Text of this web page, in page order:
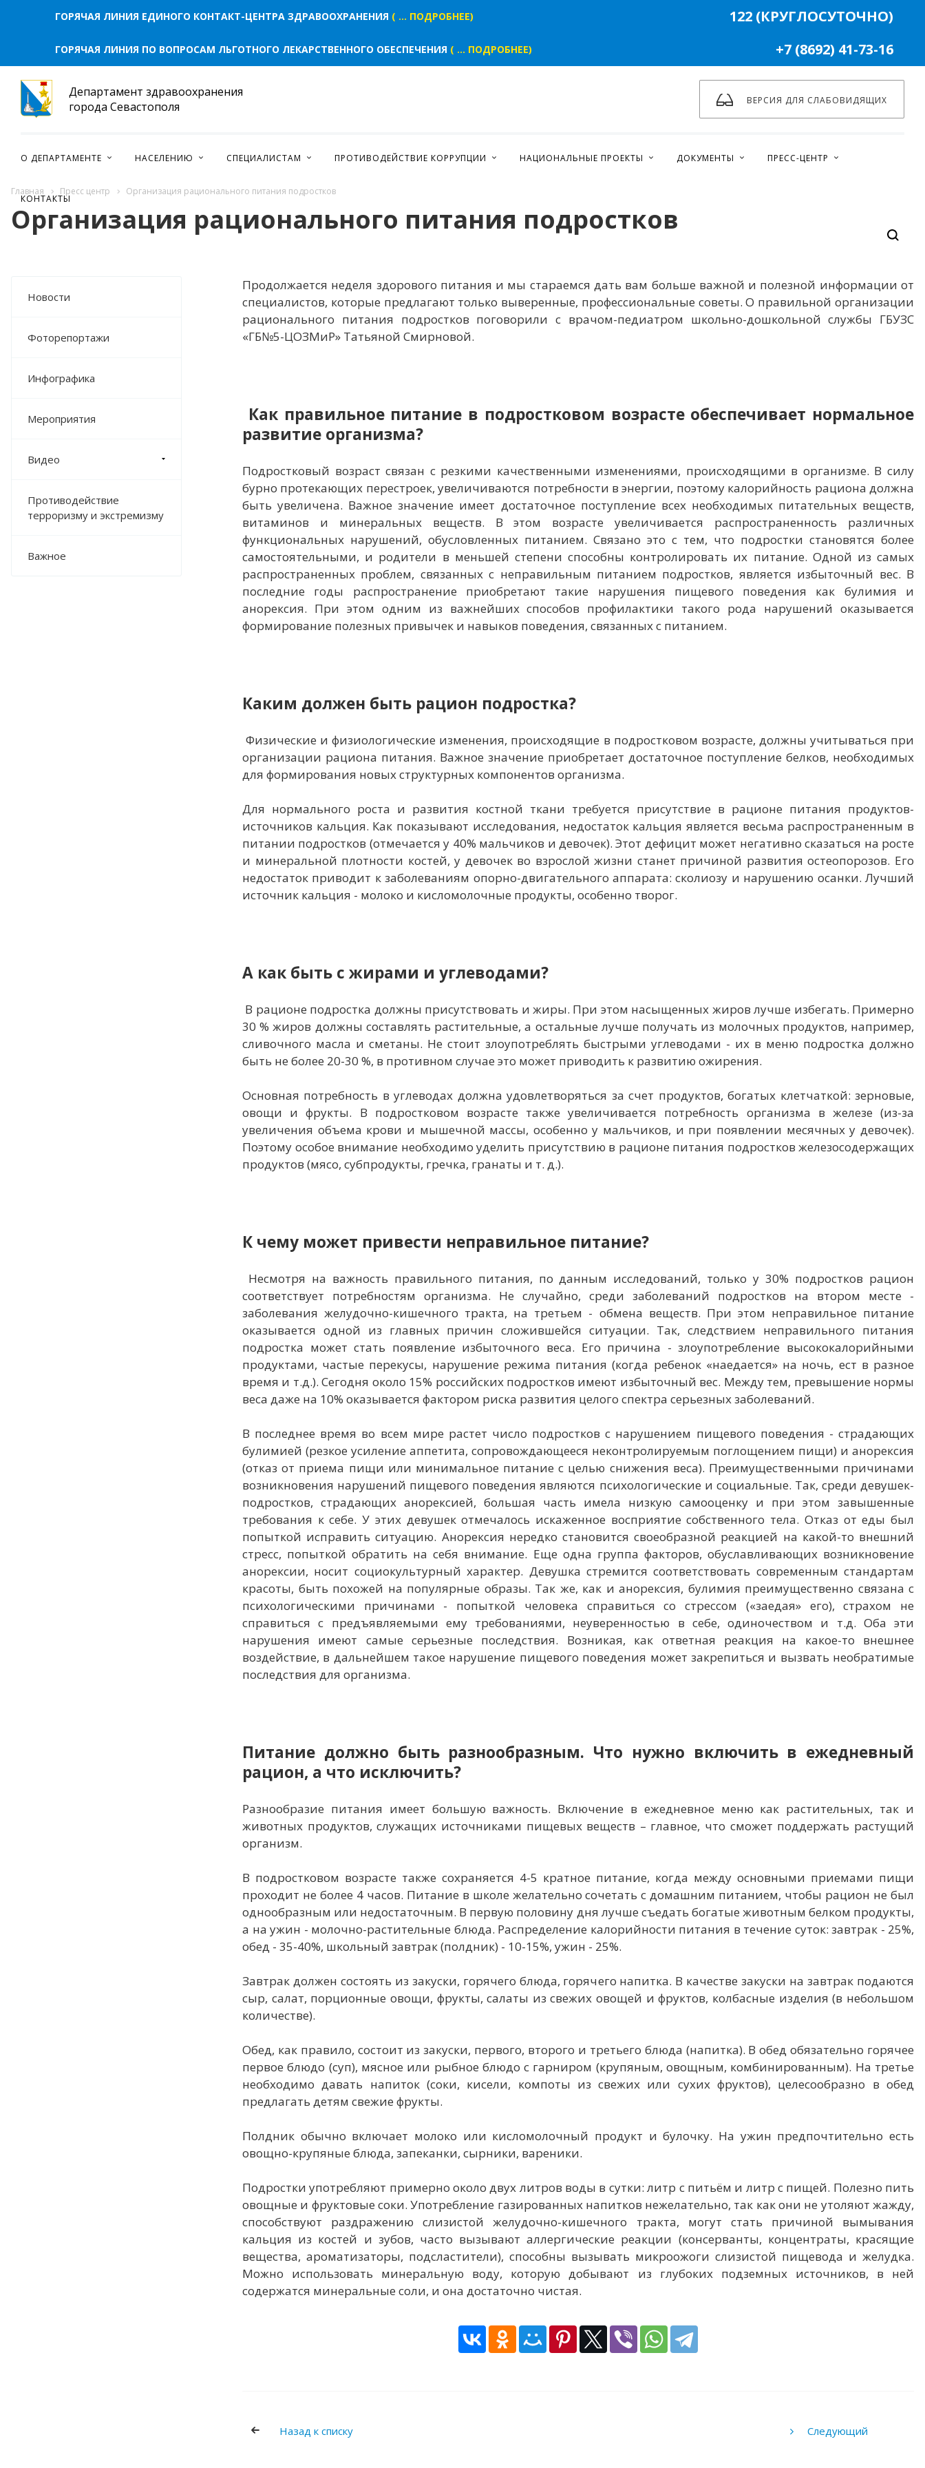
Главная Пресс центр Организация рационального питания подростков
Организация рационального питания подростков
Новости
Фоторепортажи
Инфографика
Мероприятия
Видео
Противодействие
терроризму и экстремизму
Важное
Продолжается неделя здорового питания и мы стараемся дать вам больше важной и полезной информации от
специалистов, которые предлагают только выверенные, профессиональные советы. О правильной организации
рационального питания подростков поговорили с врачом-педиатром школьно-дошкольной службы ГБУЗС
«ГБ№5-ЦОЗМиР» Татьяной Смирновой.
Как правильное питание в подростковом возрасте обеспечивает нормальное
развитие организма?
Подростковый возраст связан с резкими качественными изменениями, происходящими в организме. В силу
бурно протекающих перестроек, увеличиваются потребности в энергии, поэтому калорийность рациона должна
быть увеличена. Важное значение имеет достаточное поступление всех необходимых питательных веществ,
витаминов и минеральных веществ. В этом возрасте увеличивается распространенность различных
функциональных нарушений, обусловленных питанием. Связано это с тем, что подростки становятся более
самостоятельными, и родители в меньшей степени способны контролировать их питание. Одной из самых
распространенных проблем, связанных с неправильным питанием подростков, является избыточный вес. В
последние годы распространение приобретают такие нарушения пищевого поведения как булимия и
анорексия. При этом одним из важнейших способов профилактики такого рода нарушений оказывается
формирование полезных привычек и навыков поведения, связанных с питанием.
Каким должен быть рацион подростка?
Физические и физиологические изменения, происходящие в подростковом возрасте, должны учитываться при
организации рациона питания. Важное значение приобретает достаточное поступление белков, необходимых
для формирования новых структурных компонентов организма.
Для нормального роста и развития костной ткани требуется присутствие в рационе питания продуктов-
источников кальция. Как показывают исследования, недостаток кальция является весьма распространенным в
питании подростков (отмечается у 40% мальчиков и девочек). Этот дефицит может негативно сказаться на росте
и минеральной плотности костей, у девочек во взрослой жизни станет причиной развития остеопорозов. Его
недостаток приводит к заболеваниям опорно-двигательного аппарата: сколиозу и нарушению осанки. Лучший
источник кальция - молоко и кисломолочные продукты, особенно творог.
А как быть с жирами и углеводами?
В рационе подростка должны присутствовать и жиры. При этом насыщенных жиров лучше избегать. Примерно
30 % жиров должны составлять растительные, а остальные лучше получать из молочных продуктов, например,
сливочного масла и сметаны. Не стоит злоупотреблять быстрыми углеводами - их в меню подростка должно
быть не более 20-30 %, в противном случае это может приводить к развитию ожирения.
Основная потребность в углеводах должна удовлетворяться за счет продуктов, богатых клетчаткой: зерновые,
овощи и фрукты. В подростковом возрасте также увеличивается потребность организма в железе (из-за
увеличения объема крови и мышечной массы, особенно у мальчиков, и при появлении месячных у девочек).
Поэтому особое внимание необходимо уделить присутствию в рационе питания подростков железосодержащих
продуктов (мясо, субпродукты, гречка, гранаты и т. д.).
К чему может привести неправильное питание?
Несмотря на важность правильного питания, по данным исследований, только у 30% подростков рацион
соответствует потребностям организма. Не случайно, среди заболеваний подростков на втором месте -
заболевания желудочно-кишечного тракта, на третьем - обмена веществ. При этом неправильное питание
оказывается одной из главных причин сложившейся ситуации. Так, следствием неправильного питания
подростка может стать появление избыточного веса. Его причина - злоупотребление высококалорийными
продуктами, частые перекусы, нарушение режима питания (когда ребенок «наедается» на ночь, ест в разное
время и т.д.). Сегодня около 15% российских подростков имеют избыточный вес. Между тем, превышение нормы
веса даже на 10% оказывается фактором риска развития целого спектра серьезных заболеваний.
В последнее время во всем мире растет число подростков с нарушением пищевого поведения - страдающих
булимией (резкое усиление аппетита, сопровождающееся неконтролируемым поглощением пищи) и анорексия
(отказ от приема пищи или минимальное питание с целью снижения веса). Преимущественными причинами
возникновения нарушений пищевого поведения являются психологические и социальные. Так, среди девушек-
подростков, страдающих анорексией, большая часть имела низкую самооценку и при этом завышенные
требования к себе. У этих девушек отмечалось искаженное восприятие собственного тела. Отказ от еды был
попыткой исправить ситуацию. Анорексия нередко становится своеобразной реакцией на какой-то внешний
стресс, попыткой обратить на себя внимание. Еще одна группа факторов, обуславливающих возникновение
анорексии, носит социокультурный характер. Девушка стремится соответствовать современным стандартам
красоты, быть похожей на популярные образы. Так же, как и анорексия, булимия преимущественно связана с
психологическими причинами - попыткой человека справиться со стрессом («заедая» его), страхом не
справиться с предъявляемыми ему требованиями, неуверенностью в себе, одиночеством и т.д. Оба эти
нарушения имеют самые серьезные последствия. Возникая, как ответная реакция на какое-то внешнее
воздействие, в дальнейшем такое нарушение пищевого поведения может закрепиться и вызвать необратимые
последствия для организма.
Питание должно быть разнообразным. Что нужно включить в ежедневный
рацион, а что исключить?
Разнообразие питания имеет большую важность. Включение в ежедневное меню как растительных, так и
животных продуктов, служащих источниками пищевых веществ – главное, что сможет поддержать растущий
организм.
В подростковом возрасте также сохраняется 4-5 кратное питание, когда между основными приемами пищи
проходит не более 4 часов. Питание в школе желательно сочетать с домашним питанием, чтобы рацион не был
однообразным или недостаточным. В первую половину дня лучше съедать богатые животным белком продукты,
а на ужин - молочно-растительные блюда. Распределение калорийности питания в течение суток: завтрак - 25%,
обед - 35-40%, школьный завтрак (полдник) - 10-15%, ужин - 25%.
Завтрак должен состоять из закуски, горячего блюда, горячего напитка. В качестве закуски на завтрак подаются
сыр, салат, порционные овощи, фрукты, салаты из свежих овощей и фруктов, колбасные изделия (в небольшом
количестве).
Обед, как правило, состоит из закуски, первого, второго и третьего блюда (напитка). В обед обязательно горячее
первое блюдо (суп), мясное или рыбное блюдо с гарниром (крупяным, овощным, комбинированным). На третье
необходимо давать напиток (соки, кисели, компоты из свежих или сухих фруктов), целесообразно в обед
предлагать детям свежие фрукты.
Полдник обычно включает молоко или кисломолочный продукт и булочку. На ужин предпочтительно есть
овощно-крупяные блюда, запеканки, сырники, вареники.
Подростки употребляют примерно около двух литров воды в сутки: литр с питьём и литр с пищей. Полезно пить
овощные и фруктовые соки. Употребление газированных напитков нежелательно, так как они не утоляют жажду,
способствуют раздражению слизистой желудочно-кишечного тракта, могут стать причиной вымывания
кальция из костей и зубов, часто вызывают аллергические реакции (консерванты, концентраты, красящие
вещества, ароматизаторы, подсластители), способны вызывать микроожоги слизистой пищевода и желудка.
Можно использовать минеральную воду, которую добывают из глубоких подземных источников, в ней
содержатся минеральные соли, и она достаточно чистая.
Назад к списку Следующий
ГОРЯЧАЯ ЛИНИЯ ЕДИНОГО КОНТАКТ-ЦЕНТРА ЗДРАВООХРАНЕНИЯ ( ... ПОДРОБНЕЕ) 122 (КРУГЛОСУТОЧНО)
ГОРЯЧАЯ ЛИНИЯ ПО ВОПРОСАМ ЛЬГОТНОГО ЛЕКАРСТВЕННОГО ОБЕСПЕЧЕНИЯ ( ... ПОДРОБНЕЕ) +7 (8692) 41-73-16
Департамент здравоохранения
города Севастополя
ВЕРСИЯ ДЛЯ СЛАБОВИДЯЩИХ
О ДЕПАРТАМЕНТЕ НАСЕЛЕНИЮ СПЕЦИАЛИСТАМ ПРОТИВОДЕЙСТВИЕ КОРРУПЦИИ НАЦИОНАЛЬНЫЕ ПРОЕКТЫ ДОКУМЕНТЫ ПРЕСС-ЦЕНТР
КОНТАКТЫ